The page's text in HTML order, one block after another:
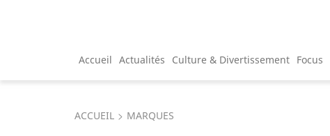
Accueil Actualités Culture & Divertissement Focus
ACCUEIL MARQUES